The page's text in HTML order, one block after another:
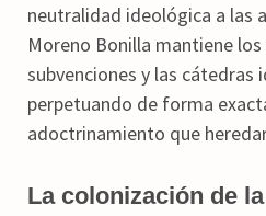
neutralidad ideológica a las
Moreno Bonilla mantiene
subvenciones y las cátedras
perpetuando de forma
adoctrinamiento que
La colonización de